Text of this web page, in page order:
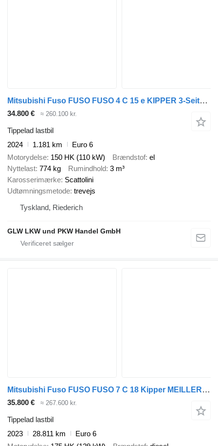
Mitsubishi Fuso FUSO FUSO 4 C 15 e KIPPER 3-Seiten*3-Sitzer*NEU
34.800 € ≈ 260.100 kr.
Tippelad lastbil
2024
1.181 km
Euro 6
Motorydelse 150 HK (110 kW) Brændstof el
Nyttelast 774 kg Rumindhold 3 m³
Karosserimærke Scattolini
Udtømningsmetode trevejs
Tyskland, Riederich
GLW LKW und PKW Handel GmbH
Mitsubishi Fuso FUSO FUSO 7 C 18 Kipper MEILLER 3-Seiten*AHK*NL 3,8 T
35.800 € ≈ 267.600 kr.
Tippelad lastbil
2023
28.811 km
Euro 6